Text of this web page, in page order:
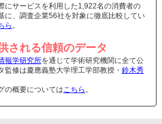
にサービスを利用した1,922名の消費者の
に、調査企業56社を対象に徹底比較してい
ら 。
される信頼のデータ
報学研究所を通じて学術研究機関に全て公
監修は慶應義塾大学理工学部教授・ 鈴木秀
の概要についてはこちら 。